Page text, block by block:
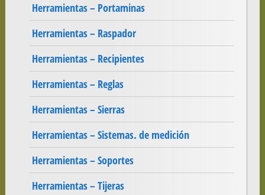
Herramientas – Portaminas
Herramientas – Raspador
Herramientas – Recipientes
Herramientas – Reglas
Herramientas – Sierras
Herramientas – Sistemas. de medición
Herramientas – Soportes
Herramientas – Tijeras